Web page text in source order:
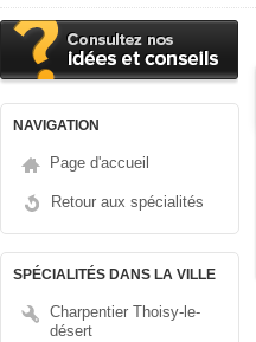
NAVIGATION
Page d'accueil
Retour aux spécialités
SPÉCIALITÉS DANS LA VILLE
Charpentier Thoisy-le-
désert